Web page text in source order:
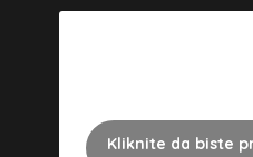
Kliknite da biste